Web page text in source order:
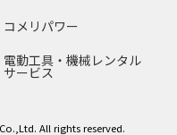
コメリパワー
電動工具・機械レンタル
サービス
All rights reserved.